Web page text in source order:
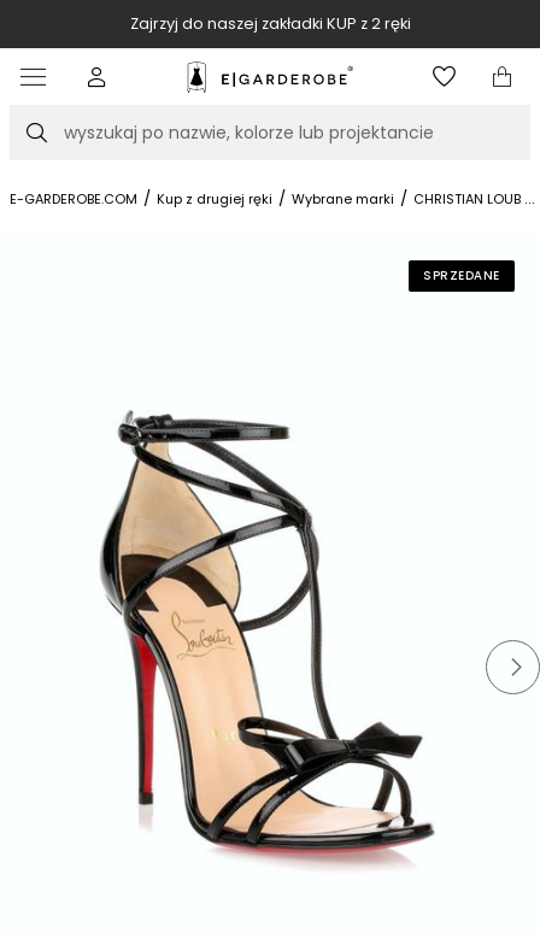
SPRZEDAJ swoje markowe rzeczy u nas
Szukaj
E-GARDEROBE.COM / Kup z drugiej ręki / Wybrane marki / CHRISTIAN ...
SPRZEDANE